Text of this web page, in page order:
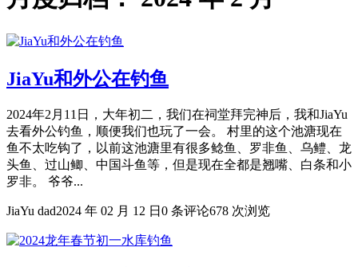
JiaYu和外公在钓鱼
2024年2月11日，大年初二，我们在祠堂拜完神后，我和JiaYu
去看外公钓鱼，顺便我们也玩了一会。 村里的这个池溏现在
鱼不太吃钩了，以前这池溏里有很多鲶鱼、罗非鱼、乌鳢、龙
头鱼、过山鲫、中国斗鱼等，但是现在全都是翘嘴、白条和小
罗非。 爷爷...
JiaYu dad2024 年 02 月 12 日 0 条评论678 次浏览